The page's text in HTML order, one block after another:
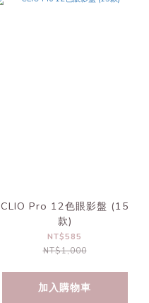
CLIO Pro 12色眼影盤 (15
款)
NT$585
NT$1,000
加入購物車